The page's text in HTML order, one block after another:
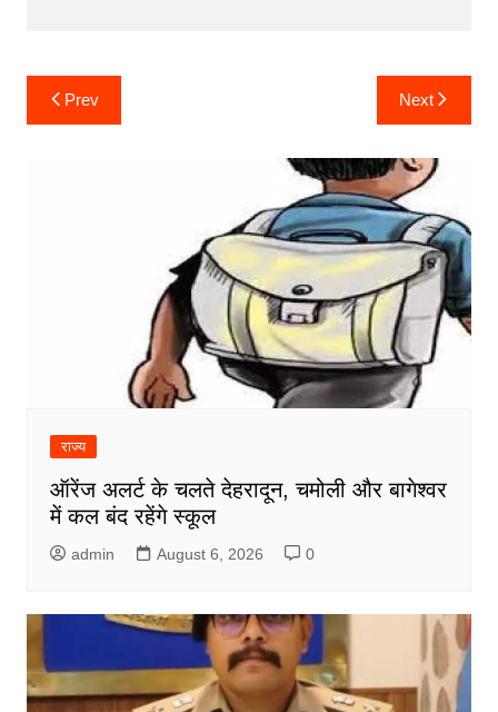
Post
navigation
Prev Next
राज्य
ऑरेंज अलर्ट के चलते देहरादून, चमोली और बागेश्वर
में कल बंद रहेंगे स्कूल
admin August 6, 2026 0